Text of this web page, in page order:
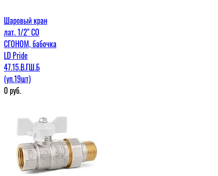
Шаровый кран
лат. 1/2" СО
СГОНОМ, бабочка
LD Pride
47.15.В.ГШ.Б
(уп.19шт)
0руб.